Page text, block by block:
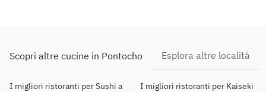
Scopri altre cucine in Pontocho Esplora altre località
I migliori ristoranti per Sushi a
I migliori ristoranti per Kaiseki